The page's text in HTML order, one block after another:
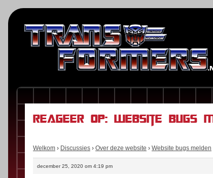
Reageer op: Website bugs
Welkom › Discussies › Over deze website › Website bugs melden
december 25, 2020 om 4:19 pm